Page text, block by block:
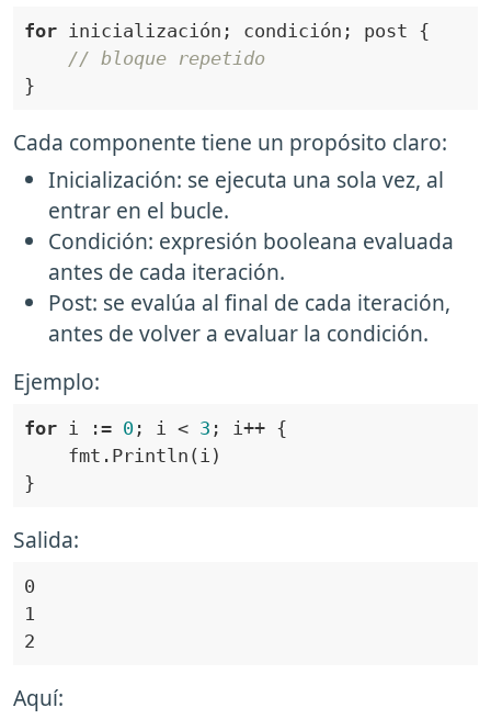
for
// bloque repetido
Cada componente tiene un propósito claro:
Inicialización: se ejecuta una sola vez, al
entrar en el bucle.
Condición: expresión booleana evaluada
antes de cada iteración.
Post: se evalúa al final de cada iteración,
antes de volver a evaluar la condición.
Ejemplo:
for i := 0; i < 3
Salida:
Aquí: